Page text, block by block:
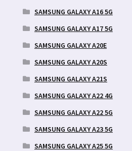
SAMSUNG GALAXY A16 5G
SAMSUNG GALAXY A17 5G
SAMSUNG GALAXY A20E
SAMSUNG GALAXY A20S
SAMSUNG GALAXY A21S
SAMSUNG GALAXY A22 4G
SAMSUNG GALAXY A22 5G
SAMSUNG GALAXY A23 5G
SAMSUNG GALAXY A25 5G